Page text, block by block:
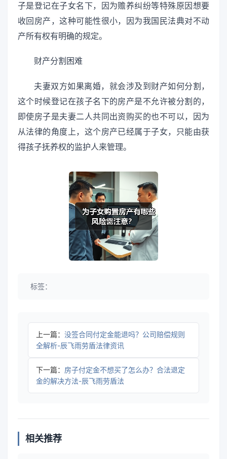
子是登记在子女名下，因为赡养纠纷等特殊原因想要
收回房产，这种可能性很小，因为我国民法典对不动
产所有权有明确的规定。
财产分割困难
夫妻双方如果离婚，就会涉及到财产如何分割，
这个时候登记在孩子名下的房产是不允许被分割的，
即使房子是夫妻二人共同出资购买的也不可以，因为
从法律的角度上，这个房产已经属于子女，只能由获
得孩子抚养权的监护人来管理。
标签：
上一篇： 没签合同付定金能退吗？公司赔偿规则
全解析-辰飞雨劳盾法律资讯
下一篇： 房子付定金不想买了怎么办？合法退定
金的解决方法-辰飞雨劳盾法
相关推荐